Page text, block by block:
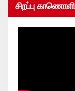
சிறப்பு காணொளி